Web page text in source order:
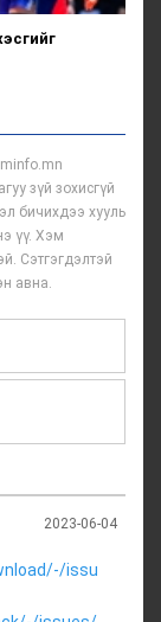
зүй зохисгүй
бичихдээ хууль
үү. Хэм
Сэтгэгдэлтэй
авна.
2023-06-04
issu